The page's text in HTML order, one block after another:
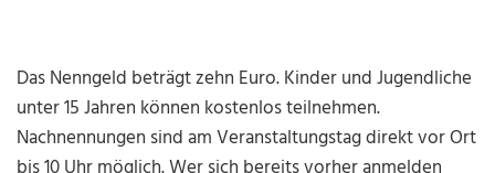
Das Nenngeld beträgt zehn Euro. Kinder und Jugendliche
unter 15 Jahren können kostenlos teilnehmen.
Nachnennungen sind am Veranstaltungstag direkt vor Ort